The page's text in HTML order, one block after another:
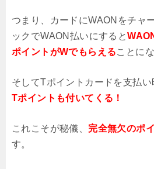
つまり、カードにWAONをチャ
ックでWAON払いにすると
ポイントがWでもらえることに
そしてTポイントカードを支払
Tポイントも付いてくる！
これこそが秘儀、 完全無欠のポ
す。